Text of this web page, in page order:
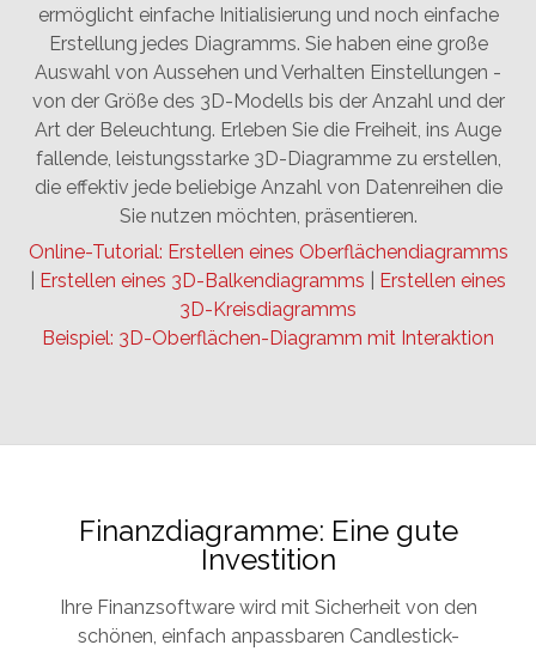
ermöglicht einfache Initialisierung und noch einfache
Erstellung jedes Diagramms. Sie haben eine große
Auswahl von Aussehen und Verhalten Einstellungen -
von der Größe des 3D-Modells bis der Anzahl und der
Art der Beleuchtung. Erleben Sie die Freiheit, ins Auge
fallende, leistungsstarke 3D-Diagramme zu erstellen,
die effektiv jede beliebige Anzahl von Datenreihen die
Sie nutzen möchten, präsentieren.
Online-Tutorial: Erstellen eines Oberflächendiagramms
Erstellen eines 3D-Balkendiagramms
Erstellen eines
3D-Kreisdiagramms
Beispiel: 3D-Oberflächen-Diagramm mit Interaktion
Finanzdiagramme: Eine gute
Investition
Ihre Finanzsoftware wird mit Sicherheit von den
schönen, einfach anpassbaren Candlestick-